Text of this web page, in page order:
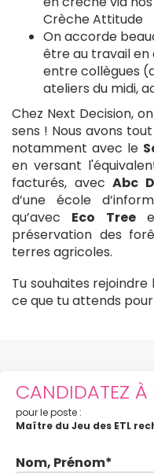
Crèche Attitude
On accorde
être au travail
entre collègues
ateliers du midi,
Chez Next Decision,
sens ! Nous avons
notamment avec le
en versant
facturés, avecAbc
d’une école
qu’avec Eco Tree
préservation des
terres agricoles.
Tu souhaites rejoindre
ce que tu attends
CANDIDATEZ À
pour le poste :
Maître du Jeu des ETL
Nom, Prénom*